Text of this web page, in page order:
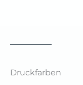
Druckfarben